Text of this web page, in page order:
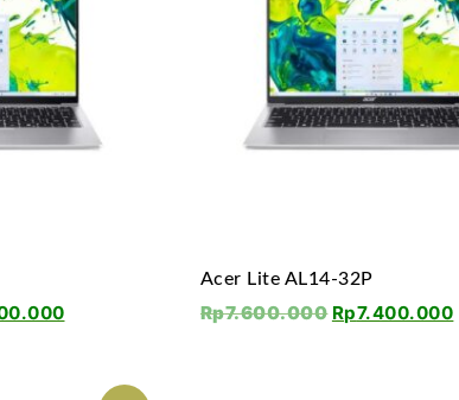
Acer Lite AL14-32P
Rp7.600.000 Rp7.400.000